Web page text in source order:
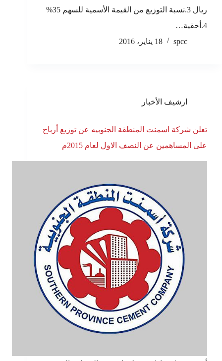
ريال 3.نسبة التوزيع من القيمة الأسمية للسهم 35%
4.أحقية…
spcc
18 يناير، 2016
ارشيف الأخبار
تعلن شركة اسمنت المنطقة الجنوبيه عن توزيع أرباح
على المساهمين عن النصف الاول لعام 2015م